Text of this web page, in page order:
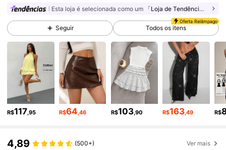
4,90 2.3M Seguidores
4,90 2.3M Seguidores
2.3M Seguidores
Esta loja é selecionada como um 「Loja de Tendências」
Seguir
Oferta Relâmpago
Todos os itens
R$117,95 R$64,46 R$103,90 R$163,49 R$
4,89 (500+) Ver mais